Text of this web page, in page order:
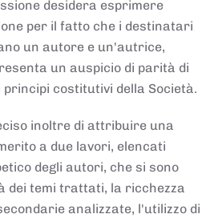
desidera esprimere
per il fatto che i destinatari
un autore e un'autrice,
un auspicio di parità di
costitutivi della Società.
inoltre di attribuire una
a due lavori, elencati
degli autori, che si sono
dei temi trattati, la ricchezza
analizzate, l'utilizzo di